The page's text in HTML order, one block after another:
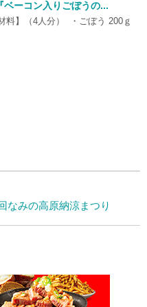
ーコン入りごぼうの...
】（4人分） ・ごぼう 200ｇ
なみの高原納涼まつり